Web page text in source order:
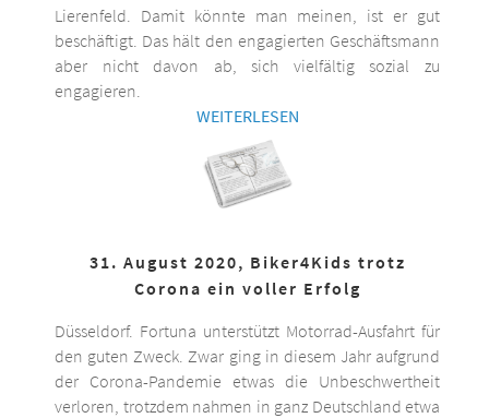
Lierenfeld. Damit könnte man meinen, ist er gut
beschäftigt. Das hält den engagierten Geschäftsmann
aber nicht davon ab, sich vielfältig sozial zu
engagieren.
WEITERLESEN
31. August 2020, Biker4Kids trotz
Corona ein voller Erfolg
Düsseldorf. Fortuna unterstützt Motorrad-Ausfahrt für
den guten Zweck. Zwar ging in diesem Jahr aufgrund
der Corona-Pandemie etwas die Unbeschwertheit
verloren, trotzdem nahmen in ganz Deutschland etwa